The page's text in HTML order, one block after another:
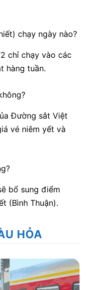
chạy ngày nào?
chỉ chạy vào các
hàng tuần.
Đường sắt Việt
vé niêm yết và
bổ sung điểm
(Bình Thuận).
HỎA